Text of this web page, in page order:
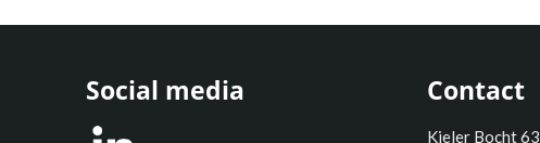
Social media Contact
Kieler Bocht 63